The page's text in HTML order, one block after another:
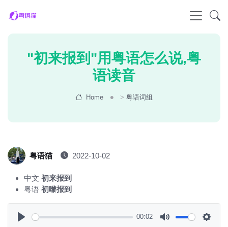
"初来报到"用粤语怎么说,粤
语读音
Home >粤语词组
粤语猫 2022-10-02
中文 初来报到
粤语 初嚟报到
00:02